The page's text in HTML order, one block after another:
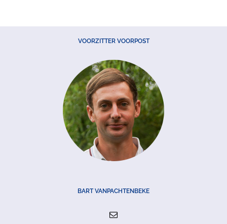
VOORZITTER VOORPOST
BART VANPACHTENBEKE